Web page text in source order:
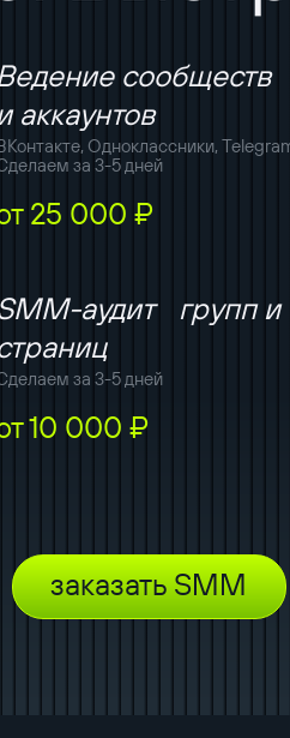
сообществ
аккаунтов
Одноклассники,
за 3-5 дней
25 000 ₽
аудит групп и
за 3-5 дней
10 000 ₽
заказать SMM